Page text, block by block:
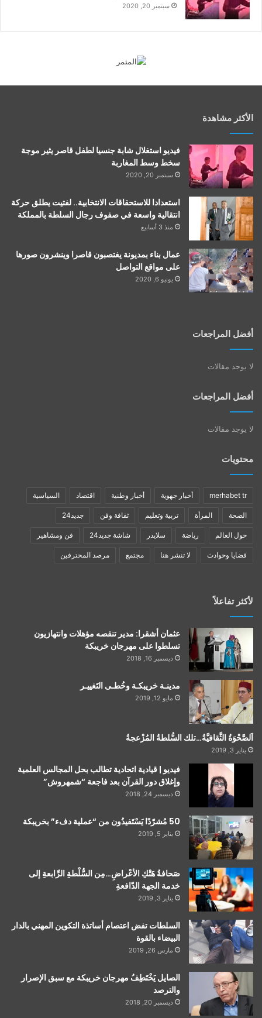
سبتمبر 20, 2020
الأكثر مشاهدة
فيديو استغلال شابة جنسيا لطفل قاصر يثير موجة
سخط وسط المغاربة
سبتمبر 20, 2020
استعدادا للاستحقاقات الانتخابية.. لفتيت يطلق حركة
انتقالية واسعة في صفوف رجال السلطة بالمملكة
منذ 3 أسابيع
عمال بناء بمديونة يغتصبون قاصرا وينشرون صورها
على مواقع التواصل
يونيو 6, 2020
أفضل المراجعات
لا يوجد مقالات
أفضل المراجعات
لا يوجد مقالات
محتويات
merhabet tr أخبار جهوية أخبار وطنية اقتصاد السياسية
الصحة المرأة تربية وتعليم ثقافة وفن جديد24
حول العالم رياضة سلايدر شاشة جديد24 فن ومشاهير
قضايا وحوادث لا تنشر هنا مجتمع مرصد المحترفين
لأكثر تفاعلاً
عثمان أشقرا: مدير تنقصه مؤهلات وانتهازيون
تسلطوا على مهرجان خريبكة
ديسمبر 16, 2018
مدينـة خريبكـة وخُطـى التَغييـر
مايو 12, 2019
اَلصَّحْوَةُ الثَّقافيَّةُ…تلك السُّلطةُ المُزْعجةُ
يناير 3, 2019
فيديو | قيادية اتحادية تطالب بحل المجالس العلمية
وإغلاق دور القرآن بعد فاجعة “شمهروش”
ديسمبر 24, 2018
50 مُشرّدًا يَسْتَفيدُون من “عملية دفء” بخريبكة
يناير 5, 2019
صَحافةُ هَتْكِ الأعْراضِ…مِن السُّلْطةِ الرِّابعةِ إلى
خدمة الجهة الدّافعةِ
يناير 3, 2019
السلطات تفض اعتصام أساتذة التكوين المهني بالدار
البيضاء بالقوة
مارس 26, 2019
الصايل يَخْتَطِفُ مهرجان خريبكة مع سبق الإصرار
والترصد
ديسمبر 20, 2018